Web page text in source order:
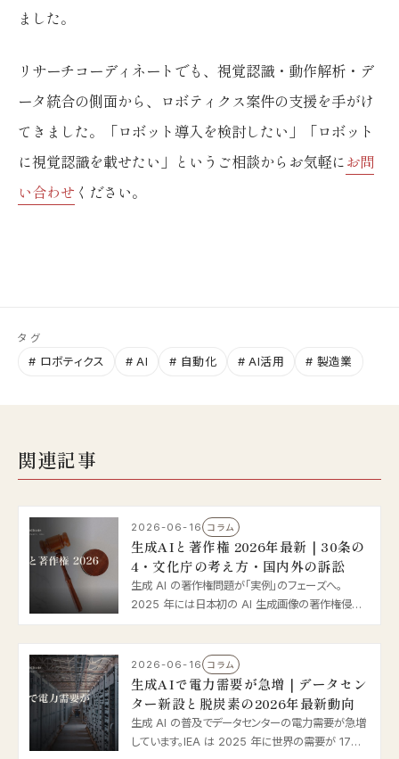
ました。
リサーチコーディネートでも、視覚認識・動作解析・デ
ータ統合の側面から、ロボティクス案件の支援を手がけ
てきました。「ロボット導入を検討したい」「ロボット
に視覚認識を載せたい」というご相談からお気軽にお問
い合わせ ください。
タグ
# ロボティクス # AI # 自動化 # AI活用 # 製造業
関連記事
2026-06-16 コラム
生成AIと著作権 2026年最新｜30条の
4・文化庁の考え方・国内外の訴訟
生成 AI の著作権問題が「実例」のフェーズへ。
2025 年には日本初の AI 生成画像の著作権侵害
え、企業が実務で気をつけるべき点を 2026 年最新
情報で整理します。
2026-06-16 コラム
生成AIで電力需要が急増｜データセン
ター新設と脱炭素の2026年最新動向
生成 AI の普及でデータセンターの電力需要が急増
しています。IEA は 2025 年に世界の需要が 17%